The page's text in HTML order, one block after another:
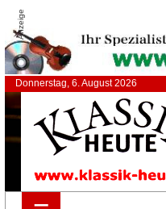
Anzeige
Donnerstag, 6. August 2026